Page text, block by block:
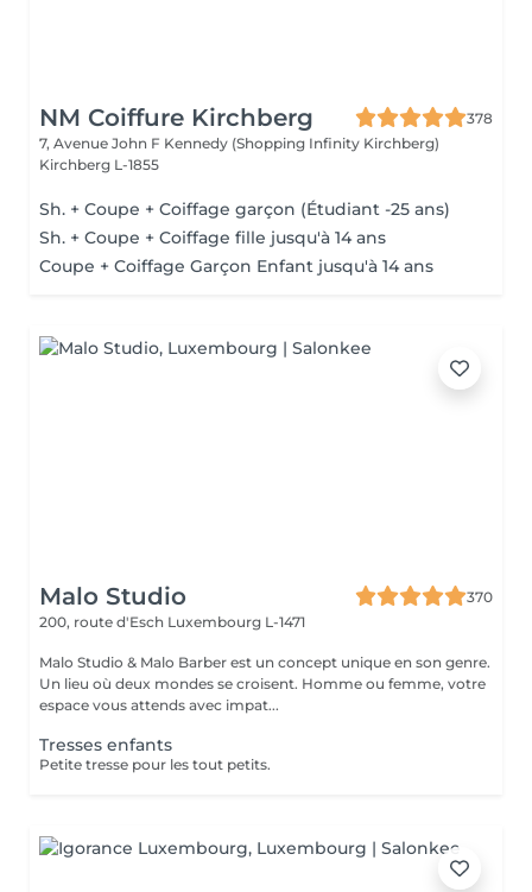
NM Coiffure Kirchberg
378
7, Avenue John F Kennedy (Shopping Infinity Kirchberg)
Kirchberg L-1855
Sh. + Coupe + Coiffage garçon (Étudiant -25 ans)
Sh. + Coupe + Coiffage fille jusqu'à 14 ans
Coupe + Coiffage Garçon Enfant jusqu'à 14 ans
Malo Studio
370
200, route d'Esch Luxembourg L-1471
Malo Studio & Malo Barber est un concept unique en son genre.
Un lieu où deux mondes se croisent. Homme ou femme, votre
espace vous attends avec impat...
Tresses enfants
Petite tresse pour les tout petits.